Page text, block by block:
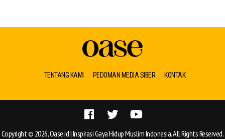
TENTANG KAMI PEDOMAN MEDIA SIBER KONTAK
Copyright © 2026, Oase.id | Inspirasi Gaya Hidup Muslim Indonesia. All Rights Reserved.